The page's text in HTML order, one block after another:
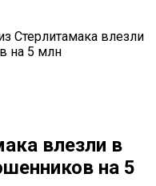
Стерлитамака влезли
на 5 млн
влезли в
на 5